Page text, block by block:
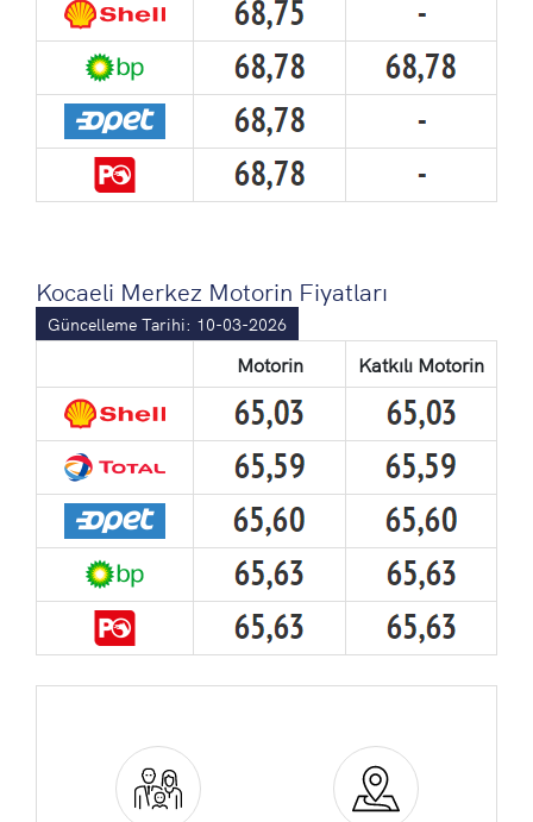
Kocaeli Merkez Motorin Fiyatları
Güncelleme Tarihi: 10-03-2026
Motorin Katkılı Motorin